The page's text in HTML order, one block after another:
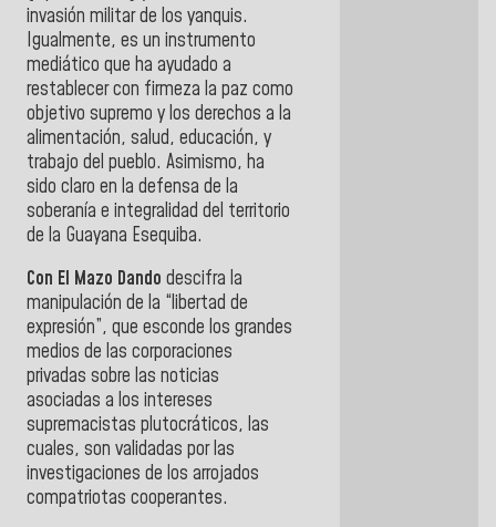
invasión militar de los yanquis.
Igualmente, es un instrumento
mediático que ha ayudado a
restablecer con firmeza la paz como
objetivo supremo y los derechos a la
alimentación, salud, educación, y
trabajo del pueblo. Asimismo, ha
sido claro en la defensa de la
soberanía e integralidad del territorio
de la Guayana Esequiba.
Con El Mazo Dando descifra la
manipulación de la “libertad de
expresión”, que esconde los grandes
medios de las corporaciones
privadas sobre las noticias
asociadas a los intereses
supremacistas plutocráticos, las
cuales, son validadas por las
investigaciones de los arrojados
compatriotas cooperantes.